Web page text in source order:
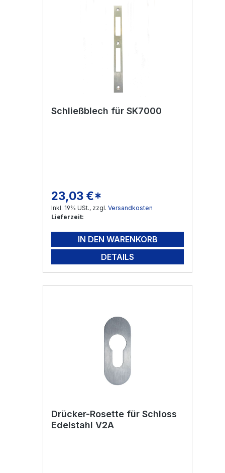
Schließblech für SK7000
Regulärer Preis:
23,03 €*
Inkl. 19% USt., zzgl. Versandkosten
Lieferzeit:
IN DEN WARENKORB
DETAILS
Drücker-Rosette für Schloss
Edelstahl V2A